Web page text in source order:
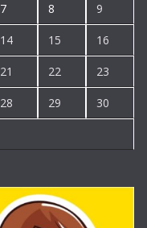
7 8 9
14 15 16
21 22 23
28 29 30